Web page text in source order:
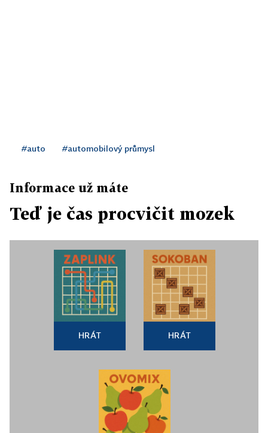
#auto #automobilový průmysl
Informace už máte
Teď je čas procvičit mozek
HRÁT HRÁT